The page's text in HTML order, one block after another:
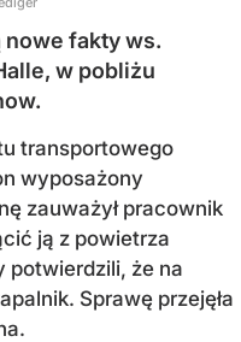
fakty ws.
w pobliżu
transportowego
wyposażony
zauważył pracownik
ją z powietrza
potwierdzili, że na
Sprawę przejęła